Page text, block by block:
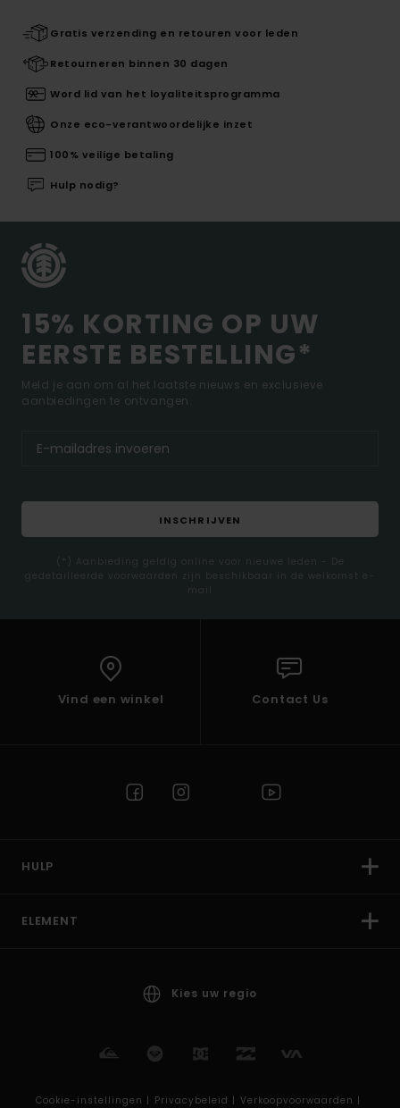
Gratis verzending en retouren voor leden
Retourneren binnen 30 dagen
Word lid van het loyaliteitsprogramma
Onze eco-verantwoordelijke inzet
100% veilige betaling
Hulp nodig?
15% KORTING OP UW
EERSTE BESTELLING*
Meld je aan om al het laatste nieuws en exclusieve
aanbiedingen te ontvangen.
INSCHRIJVEN
(*) Aanbieding geldig online voor nieuwe leden - De
gedetailleerde voorwaarden zijn beschikbaar in de welkomst e-
mail
Vind een winkel Contact Us
HULP
ELEMENT
Kies uw regio
Cookie-instellingen | Privacybeleid | Verkoopvoorwaarden |